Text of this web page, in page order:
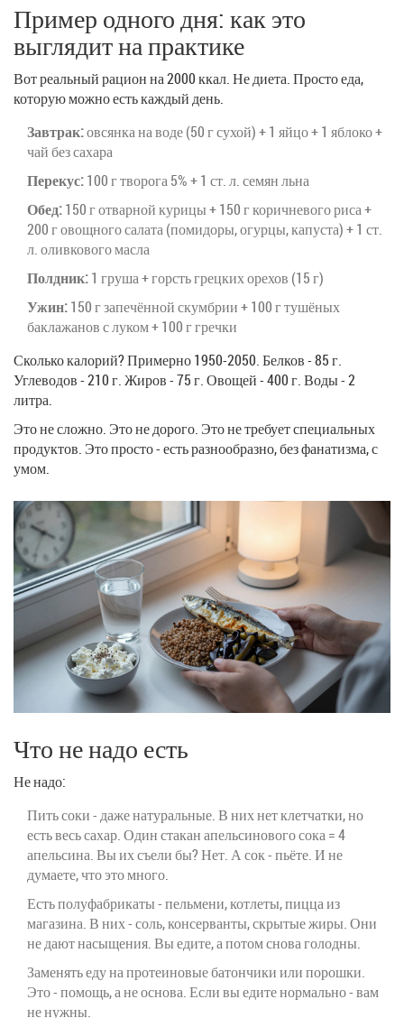
Пример одного дня: как это
выглядит на практике
Вот реальный рацион на 2000 ккал. Не диета. Просто еда,
которую можно есть каждый день.
Завтрак:овсянка на воде (50 г сухой) + 1 яйцо + 1 яблоко +
чай без сахара
Перекус:100 г творога 5% + 1 ст. л. семян льна
Обед:150 г отварной курицы + 150 г коричневого риса +
200 г овощного салата (помидоры, огурцы, капуста) + 1 ст.
л. оливкового масла
Полдник:1 груша + горсть грецких орехов (15 г)
Ужин:150 г запечённой скумбрии + 100 г тушёных
баклажанов с луком + 100 г гречки
Сколько калорий? Примерно 1950-2050. Белков - 85 г.
Углеводов - 210 г. Жиров - 75 г. Овощей - 400 г. Воды - 2
литра.
Это не сложно. Это не дорого. Это не требует специальных
продуктов. Это просто - есть разнообразно, без фанатизма, с
умом.
Что не надо есть
Не надо:
Пить соки - даже натуральные. В них нет клетчатки, но
есть весь сахар. Один стакан апельсинового сока = 4
апельсина. Вы их съели бы? Нет. А сок - пьёте. И не
думаете, что это много.
Есть полуфабрикаты - пельмени, котлеты, пицца из
магазина. В них - соль, консерванты, скрытые жиры. Они
не дают насыщения. Вы едите, а потом снова голодны.
Заменять еду на протеиновые батончики или порошки.
Это - помощь, а не основа. Если вы едите нормально - вам
не нужны.